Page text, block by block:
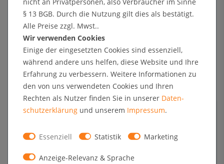
LED-Beleuchtung
Plakatschaukästensind aus dem modernen Stadtbild nicht mehr
wegzudenken. Ein besonderer Hingucker ist dabei unser
Plakatschaukasten der EOS-Line, welcher nicht nur durch Design und
Größe überzeugt. Durch die optionale moderne und sparsame LED-
Beleuchtung ist Ihre Werbung rund um die Uhr von Weitem sichtbar.
Die Frontscheibe besteht aus 4mm starkem ESG-Sicherheitsglas, der
schwarze Keramik-Druck sorgt für eine atemberaubende Optik. Die
Plakatschaukasten der EOS-Line ist IP56 zertifiziert und ist dadurch
verfügt über eine Metallrückwand sowie Posterklemmleisten an der
§ 13 BGB. Durch die Nutzung gilt dies als bestätigt.
Alle Preise zzgl. Mwst..
Wir verwenden Cookies
Einige der eingesetzten Cookies sind essenziell,
während andere uns helfen, diese Website und Ihre
Erfahrung zu verbessern. Weitere Informationen zu
den von uns verwendeten Cookies und Ihren
Rechten als Nutzer finden Sie in unserer Daten­
schutz­erklärung und unserem Impressum.
Essenziell Statistik Marketing
Anzeige-Relevanz & Sprache